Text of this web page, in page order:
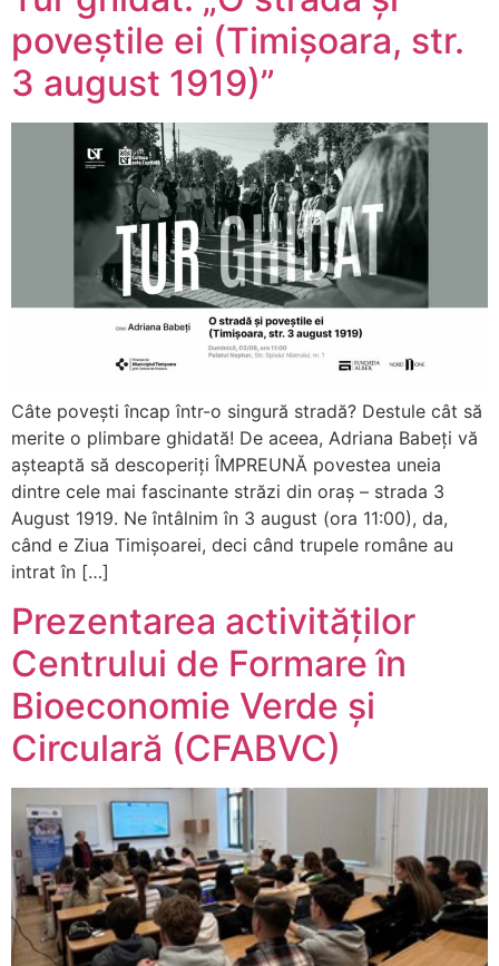
poveștile ei (Timișoara, str.
3 august 1919)”
Câte povești încap într-o singură stradă? Destule cât să
merite o plimbare ghidată! De aceea, Adriana Babeți vă
așteaptă să descoperiți ÎMPREUNĂ povestea uneia
dintre cele mai fascinante străzi din oraș – strada 3
August 1919. Ne întâlnim în 3 august (ora 11:00), da,
când e Ziua Timișoarei, deci când trupele române au
intrat în […]
Prezentarea activităților
Centrului de Formare în
Bioeconomie Verde și
Circulară (CFABVC)